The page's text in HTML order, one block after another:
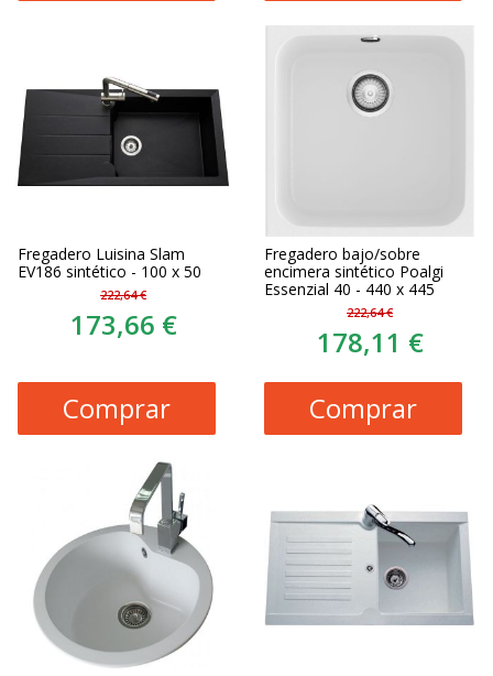
Fregadero Luisina Slam
EV186 sintético - 100 x 50
222,64 €
173,66 €
Comprar
Fregadero bajo/sobre
encimera sintético Poalgi
Essenzial 40 - 440 x 445
222,64 €
178,11 €
Comprar